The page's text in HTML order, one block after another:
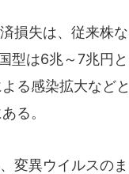
損失は、従来株
型は6兆～7兆円
る感染拡大など
る。
変異ウイルスの